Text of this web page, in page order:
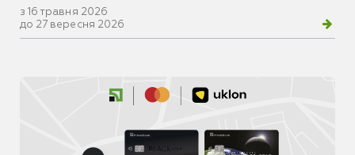
з 16 травня 2026
до 27 вересня 2026